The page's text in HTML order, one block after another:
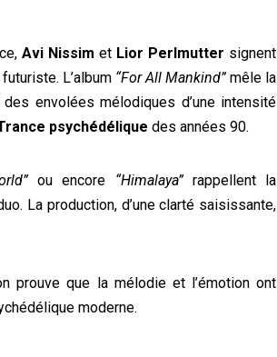
Avi Nissim et Lior Perlmutter signent
L’album “For All Mankind”mêle la
envolées mélodiques d’une intensité
psychédélique des années 90.
ou encore “Himalaya”rappellent la
La production, d’une clarté saisissante,
prouve que la mélodie et l’émotion ont
moderne.